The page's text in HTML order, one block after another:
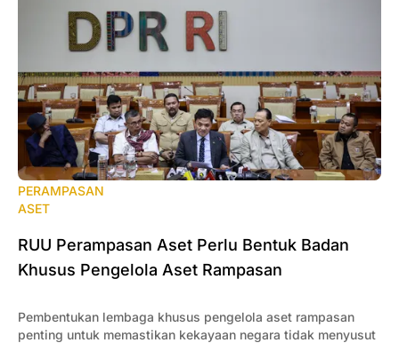
PERAMPASAN
ASET
RUU Perampasan Aset Perlu Bentuk Badan
Khusus Pengelola Aset Rampasan
Pembentukan lembaga khusus pengelola aset rampasan
penting untuk memastikan kekayaan negara tidak menyusut